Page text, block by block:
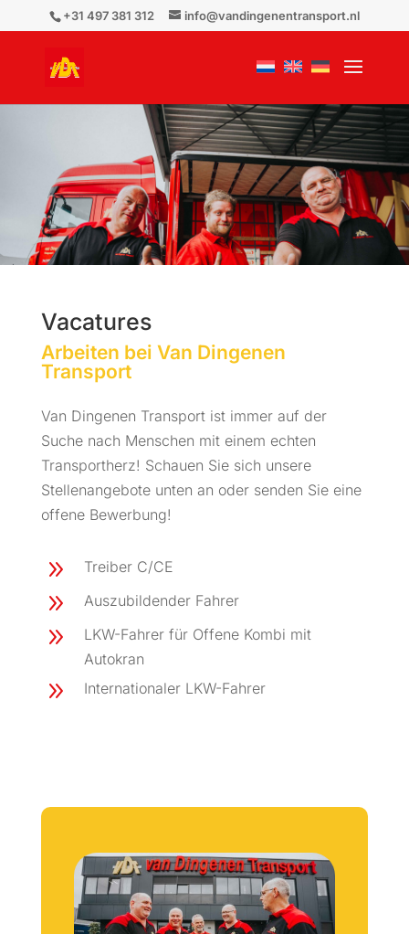
+31 497 381 312 info@vandingenentransport.nl
Vacatures
Arbeiten bei Van Dingenen
Transport
Van Dingenen Transport ist immer auf der
Suche nach Menschen mit einem echten
Transportherz! Schauen Sie sich unsere
Stellenangebote unten an oder senden Sie eine
offene Bewerbung!
9 Treiber C/CE
9 Auszubildender Fahrer
9
LKW-Fahrer für Offene Kombi mit
Autokran
9 Internationaler LKW-Fahrer